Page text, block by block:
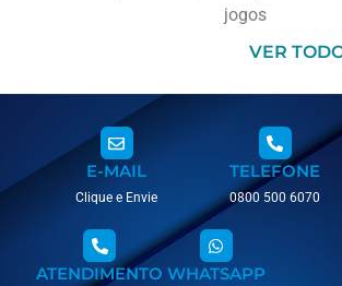
jogos
VER
E-MAIL
Clique e Envie
TELEFONE
0800 500 6070
ATENDIMENTO WHATSAPP